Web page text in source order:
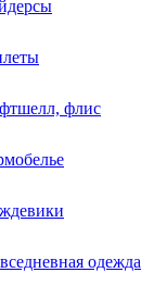
флис
одежда